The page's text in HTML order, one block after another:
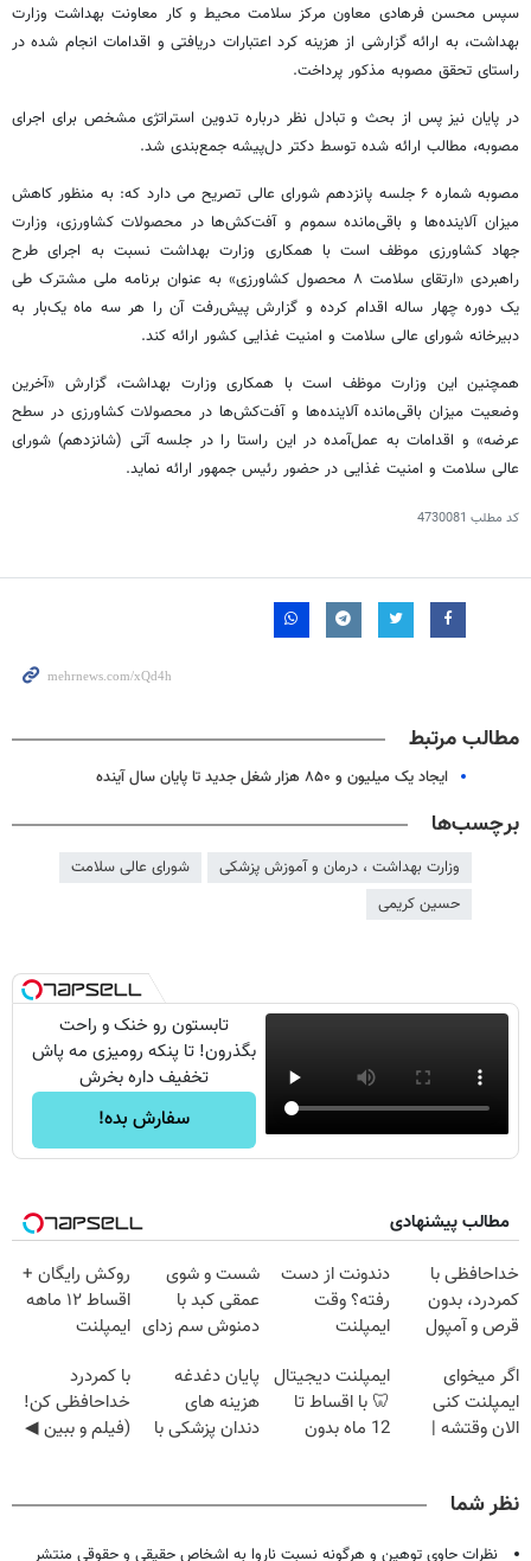
سپس محسن فرهادی معاون مرکز سلامت محیط و کار معاونت بهداشت وزارت
بهداشت، به ارائه گزارشی از هزینه‌ کرد اعتبارات دریافتی و اقدامات انجام شده در
راستای تحقق مصوبه مذکور پرداخت.
در پایان نیز پس از بحث و تبادل نظر درباره تدوین استراتژی مشخص برای اجرای
مصوبه، مطالب ارائه شده توسط دکتر دل‌پیشه جمع‌بندی شد.
مصوبه شماره ۶ جلسه پانزدهم شورای عالی تصریح می‌ دارد که: به منظور کاهش
میزان آلاینده‌ها و باقی‌مانده سموم و آفت‌کش‌ها در محصولات کشاورزی، وزارت
جهاد کشاورزی موظف است با همکاری وزارت بهداشت نسبت به اجرای طرح
راهبردی «ارتقای سلامت ۸ محصول کشاورزی» به عنوان برنامه ملی مشترک طی
یک دوره چهار ساله اقدام کرده و گزارش پیش‌رفت آن را هر سه ماه یک‌بار به
دبیرخانه شورای عالی سلامت و امنیت غذایی کشور ارائه کند.
همچنین این وزارت موظف است با همکاری وزارت بهداشت، گزارش «آخرین
وضعیت میزان باقی‌مانده آلاینده‌ها و آفت‌کش‌ها در محصولات کشاورزی در سطح
عرضه» و اقدامات به عمل‌آمده در این راستا را در جلسه آتی (شانزدهم) شورای
عالی سلامت و امنیت غذایی در حضور رئیس جمهور ارائه نماید.
کد مطلب 4730081
مطالب مرتبط
ایجاد یک میلیون و ۸۵۰ هزار شغل جدید تا پایان سال آینده
برچسب‌ها
وزارت بهداشت ، درمان و آموزش پزشکی
شورای عالی سلامت
حسین کریمی
تابستون رو خنک و راحت
بگذرون! تا پنکه رومیزی مه پاش
تخفیف داره بخرش
سفارش بده!
مطالب پیشنهادی
خداحافظی با
کمردرد، بدون
قرص و آمپول
دندونت از دست
رفته؟ وقت
ایمپلنت
شست و شوی
عمقی کبد با
دمنوش سم زدای
روکش رایگان +
اقساط ۱۲ ماهه
ایمپلنت
اگر میخوای
ایمپلنت کنی
الان وقتشه |
ایمپلنت دیجیتال
🦷 با اقساط تا
12 ماه بدون
پایان دغدغه
هزینه های
دندان پزشکی با
با کمردرد
خداحافظی کن!
(فیلم و ببین ◀
نظر شما
نظرات حاوی توهین و هرگونه نسبت ناروا به اشخاص حقیقی و حقوقی منتشر